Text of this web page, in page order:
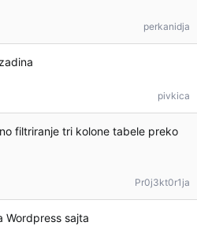
perkanidja
pivkica
filtriranje tri kolone tabele preko
Pr0j3kt0r1ja
Wordpress sajta